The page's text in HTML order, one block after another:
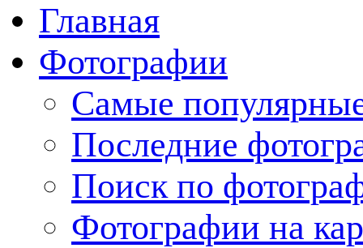
Главная
Фотографии
Cамые
Последние
Поиск по
Фотографии на